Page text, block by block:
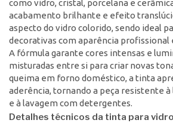
como vidro, cristal, porcelana e
acabamento brilhante e efeito
aspecto do vidro colorido, sendo ideal
decorativas com aparência profissional
A fórmula garante cores intensas e
misturadas entre si para criar novas
queima em forno doméstico, a tinta
aderência, tornando a peça resistente à
e à lavagem com detergentes.
Detalhes técnicos da tinta para